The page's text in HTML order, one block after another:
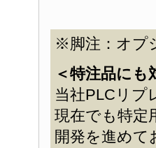
※脚注：オプ
＜特注品にも
当社PLCリプ
現在でも特定
開発を進めて